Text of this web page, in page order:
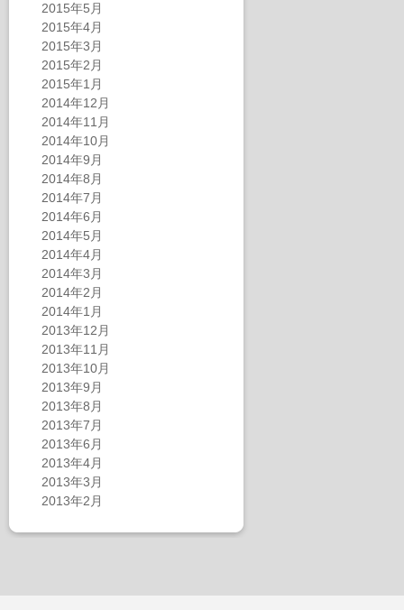
2015年5月
2015年4月
2015年3月
2015年2月
2015年1月
2014年12月
2014年11月
2014年10月
2014年9月
2014年8月
2014年7月
2014年6月
2014年5月
2014年4月
2014年3月
2014年2月
2014年1月
2013年12月
2013年11月
2013年10月
2013年9月
2013年8月
2013年7月
2013年6月
2013年4月
2013年3月
2013年2月